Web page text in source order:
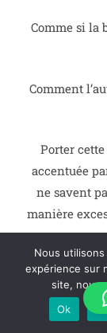
Comme si la
Comment
Porter
accentuée
ne savent
manière
Si votre
la sérénité
que vous
Nous
expérience sur
site, nous
Ok